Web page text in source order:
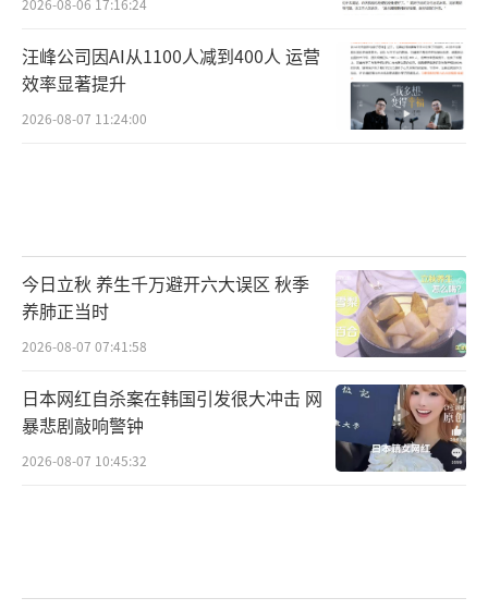
2026-08-06 17:16:24
汪峰公司因AI从1100人减到400人 运营
效率显著提升
2026-08-07 11:24:00
今日立秋 养生千万避开六大误区 秋季
养肺正当时
2026-08-07 07:41:58
日本网红自杀案在韩国引发很大冲击 网
暴悲剧敲响警钟
2026-08-07 10:45:32